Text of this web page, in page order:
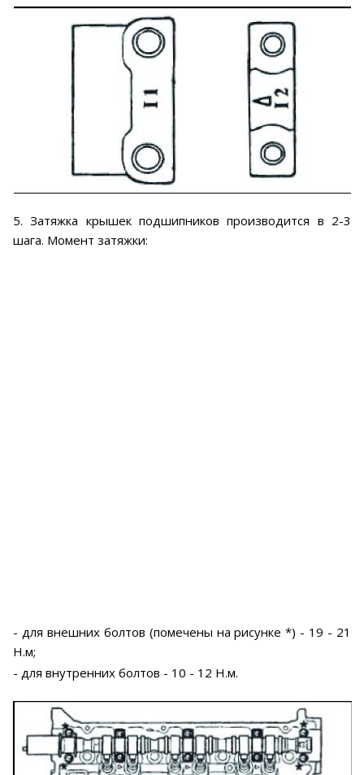
5. Затяжка крышек подшипников производится в 2-3
шага. Момент затяжки:
- для внешних болтов (помечены на рисунке *) - 19 - 21
Н.м;
- для внутренних болтов - 10 - 12 Н.м.